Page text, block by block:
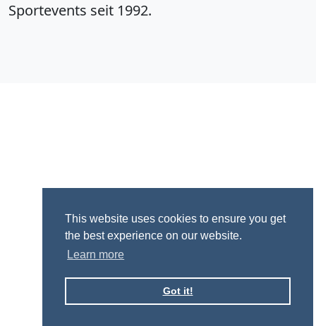
This website uses cookies to ensure you get
the best experience on our website.
Learn more
Got it!
Sportevents seit 1992.